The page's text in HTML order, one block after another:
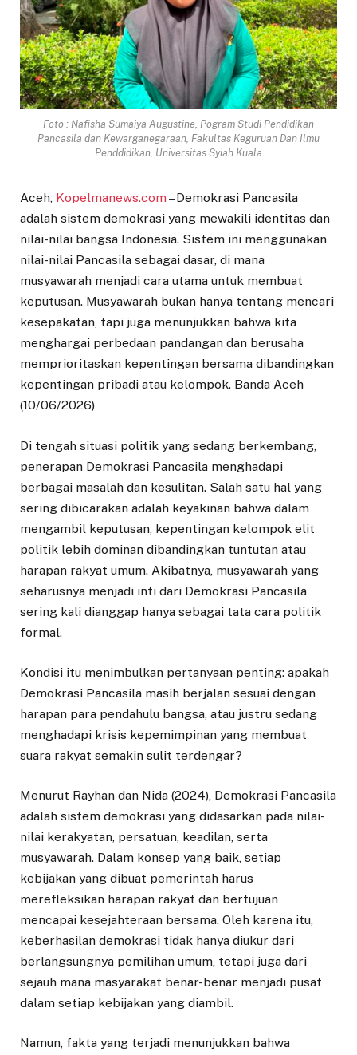
Foto : Nafisha Sumaiya Augustine, Pogram Studi Pendidikan
Pancasila dan Kewarganegaraan, Fakultas Keguruan Dan Ilmu
Penddidikan, Universitas Syiah Kuala
Aceh, Kopelmanews.com– Demokrasi Pancasila
adalah sistem demokrasi yang mewakili identitas dan
nilai-nilai bangsa Indonesia. Sistem ini menggunakan
nilai-nilai Pancasila sebagai dasar, di mana
musyawarah menjadi cara utama untuk membuat
keputusan. Musyawarah bukan hanya tentang mencari
kesepakatan, tapi juga menunjukkan bahwa kita
menghargai perbedaan pandangan dan berusaha
memprioritaskan kepentingan bersama dibandingkan
kepentingan pribadi atau kelompok. Banda Aceh
(10/06/2026)
Di tengah situasi politik yang sedang berkembang,
penerapan Demokrasi Pancasila menghadapi
berbagai masalah dan kesulitan. Salah satu hal yang
sering dibicarakan adalah keyakinan bahwa dalam
mengambil keputusan, kepentingan kelompok elit
politik lebih dominan dibandingkan tuntutan atau
harapan rakyat umum. Akibatnya, musyawarah yang
seharusnya menjadi inti dari Demokrasi Pancasila
sering kali dianggap hanya sebagai tata cara politik
formal.
Kondisi itu menimbulkan pertanyaan penting: apakah
Demokrasi Pancasila masih berjalan sesuai dengan
harapan para pendahulu bangsa, atau justru sedang
menghadapi krisis kepemimpinan yang membuat
suara rakyat semakin sulit terdengar?
Menurut Rayhan dan Nida (2024), Demokrasi Pancasila
adalah sistem demokrasi yang didasarkan pada nilai-
nilai kerakyatan, persatuan, keadilan, serta
musyawarah. Dalam konsep yang baik, setiap
kebijakan yang dibuat pemerintah harus
merefleksikan harapan rakyat dan bertujuan
mencapai kesejahteraan bersama. Oleh karena itu,
keberhasilan demokrasi tidak hanya diukur dari
berlangsungnya pemilihan umum, tetapi juga dari
sejauh mana masyarakat benar-benar menjadi pusat
dalam setiap kebijakan yang diambil.
Namun, fakta yang terjadi menunjukkan bahwa